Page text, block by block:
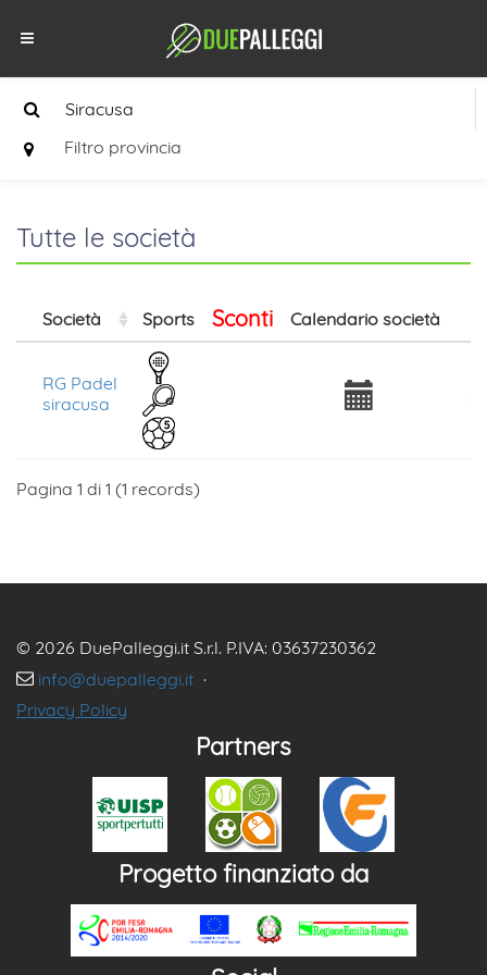
Filtro provincia
Tutte le società
Società Sports Sconti Calendario società
RG Padel
siracusa
Pagina 1 di 1 (1 records)
© 2026 DuePalleggi.it S.r.l. P.IVA: 03637230362
info@duepalleggi.it ·
Privacy Policy
Partners
Progetto finanziato da